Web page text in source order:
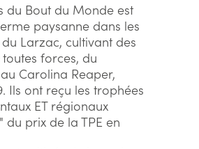
du Bout du Monde est
paysanne dans les
Larzac, cultivant des
forces, du
Carolina Reaper,
Ils ont reçu les trophées
ET régionaux
du prix de la TPE en